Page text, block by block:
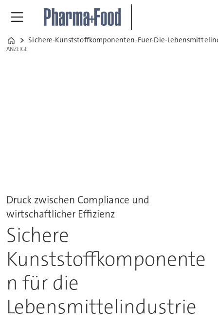
Home
Sichere-Kunststoffkomponenten-Fuer-Die-
ANZEIGE
ANZEIGE
Druck zwischen Compliance und
wirtschaftlicher Effizienz
Sichere
Kunststoffkomponente
n für die
Lebensmittelindustrie